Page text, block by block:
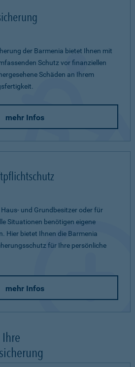
der Barmenia bietet Ihnen mit
Schutz vor finanziellen
Schäden an Ihrem
mehr Infos
und Grundbesitzer oder für
Situationen benötigen eigene
Hier bietet Ihnen die Barmenia
für Ihre persönliche
mehr Infos